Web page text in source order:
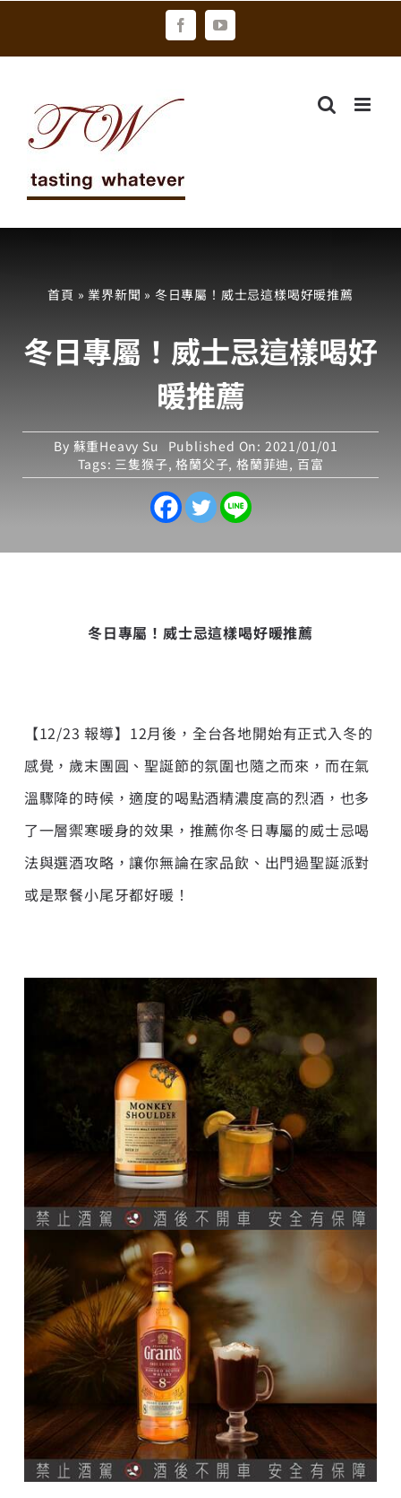
FacebookYouTube
首頁 » 業界新聞 » 冬日專屬！威士忌這樣喝好暖推薦
冬日專屬！威士忌這樣喝好
暖推薦
By 蘇重Heavy Su
Published On: 2021/01/01
Tags: 三隻猴子,格蘭父子, 格蘭菲迪, 百富
冬日專屬！威士忌這樣喝好暖推薦
【12/23 報導】 12月後，全台各地開始有正式入冬的
感覺，歲末團圓、聖誕節的氛圍也隨之而來，而在氣
溫驟降的時候，適度的喝點酒精濃度高的烈酒，也多
了一層禦寒暖身的效果，推薦你冬日專屬的威士忌喝
法與選酒攻略，讓你無論在家品飲、出門過聖誕派對
或是聚餐小尾牙都好暖！